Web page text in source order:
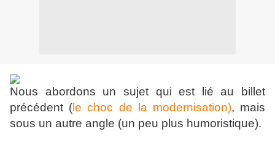
Nous abordons un sujet qui est lié au billet
précédent (le choc de la modernisation), mais
sous un autre angle (un peu plus humoristique).